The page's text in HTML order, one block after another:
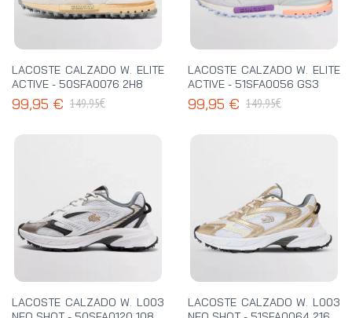
LACOSTE CALZADO W. ELITE
ACTIVE - 50SFA0076 2H8
99,95 € 149,95€
LACOSTE CALZADO W. ELITE
ACTIVE - 51SFA0056 GS3
99,95 € 149,95€
LACOSTE CALZADO W. L003
LACOSTE CALZADO W. L003